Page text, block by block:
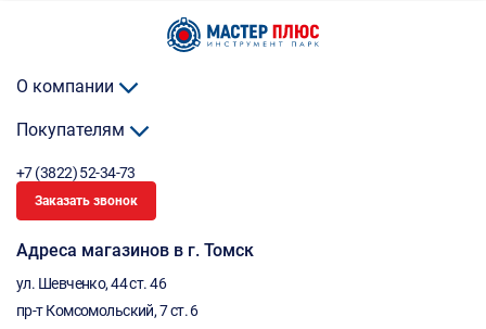
О компании
Покупателям
+7 (3822) 52-34-73
Заказать звонок
Адреса магазинов в г. Томск
ул. Шевченко, 44 ст. 46
пр-т Комсомольский, 7 ст. 6